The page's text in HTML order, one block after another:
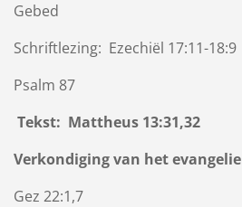
Gebed
Schriftlezing: Ezechiël 17:11-18:9
Psalm 87
Tekst: Mattheus 13:31,32
Verkondiging van het evangelie
Gez 22:1,7